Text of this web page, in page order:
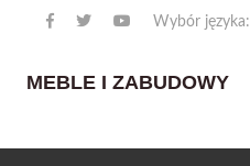
Wybór języka:
MEBLE I ZABUDOWY